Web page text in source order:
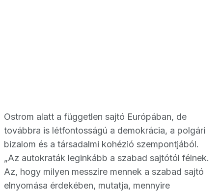
Ostrom alatt a független sajtó Európában, de
továbbra is létfontosságú a demokrácia, a polgári
bizalom és a társadalmi kohézió szempontjából.
„Az autokraták leginkább a szabad sajtótól félnek.
Az, hogy milyen messzire mennek a szabad sajtó
elnyomása érdekében, mutatja, mennyire